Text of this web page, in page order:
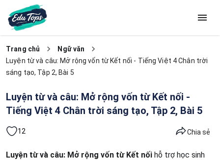
Trang chủ
Ngữ văn
Luyện từ và câu: Mở rộng vốn từ Kết nối - Tiếng Việt 4 Chân trời
sáng tạo, Tập 2, Bài 5
Luyện từ và câu: Mở rộng vốn từ Kết nối -
Tiếng Việt 4 Chân trời sáng tạo, Tập 2, Bài 5
12 Chia sẻ
Luyện từ và câu: Mở rộng vốn từ Kết nối hỗ trợ học sinh